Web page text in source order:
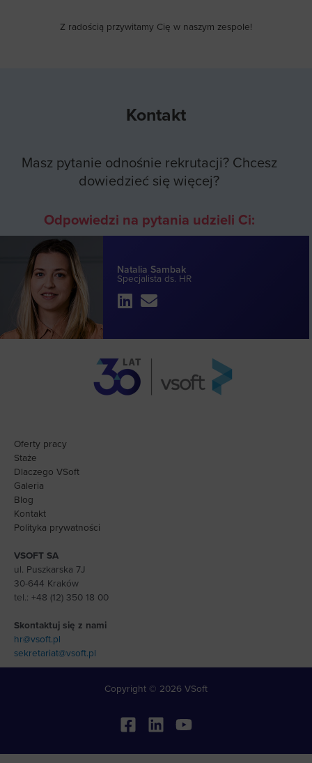
Z radością przywitamy Cię w naszym zespole!
Kontakt
Masz pytanie odnośnie rekrutacji? Chcesz
dowiedzieć się więcej?
Odpowiedzi na pytania udzieli Ci:
Natalia Sambak
Specjalista ds. HR
Oferty pracy
Staże
Dlaczego VSoft
Galeria
Blog
Kontakt
Polityka prywatności
VSOFT SA
ul. Puszkarska 7J
30-644 Kraków
tel.: +48 (12) 350 18 00
Skontaktuj się z nami
hr@vsoft.pl
sekretariat@vsoft.pl
Copyright © 2026 VSoft